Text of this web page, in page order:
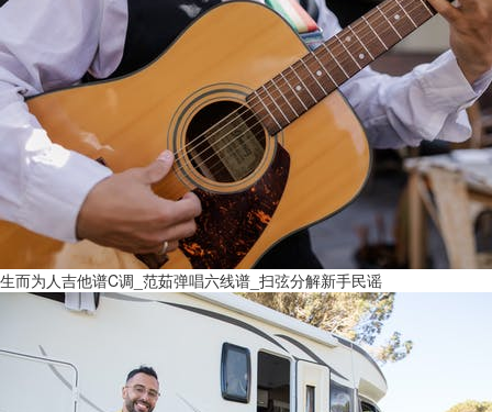
生而为人吉他谱C调_范茹弹唱六线谱_扫弦分解新手民谣